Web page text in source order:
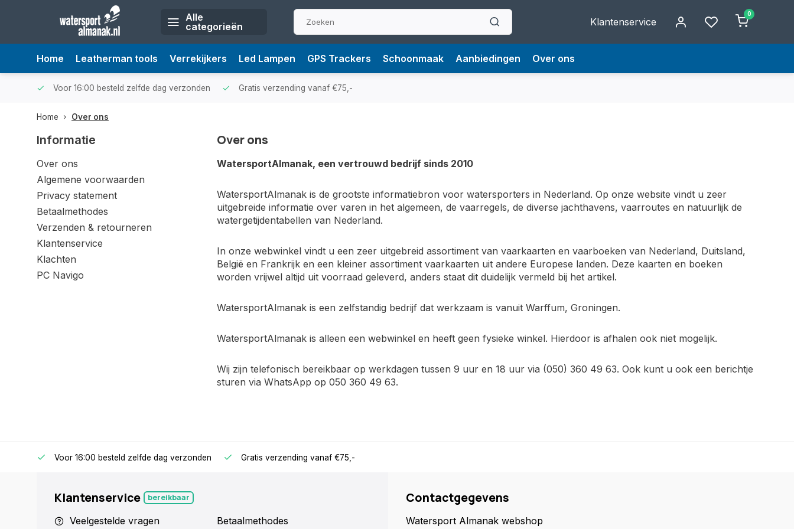
Alle
categorieën
Klantenservice
0
Home Leatherman tools Verrekijkers Led Lampen GPS Trackers Schoonmaak Aanbiedingen Over ons
Voor 16:00 besteld zelfde dag verzonden Gratis verzending vanaf €75,-
Home Over ons
Informatie
Over ons
Algemene voorwaarden
Privacy statement
Betaalmethodes
Verzenden & retourneren
Klantenservice
Klachten
PC Navigo
Over ons
WatersportAlmanak, een vertrouwd bedrijf sinds 2010
WatersportAlmanak is de grootste informatiebron voor watersporters in Nederland. Op onze website vindt u zeer
uitgebreide informatie over varen in het algemeen, de vaarregels, de diverse jachthavens, vaarroutes en natuurlijk de
watergetijdentabellen van Nederland.
In onze webwinkel vindt u een zeer uitgebreid assortiment van vaarkaarten en vaarboeken van Nederland, Duitsland,
België en Frankrijk en een kleiner assortiment vaarkaarten uit andere Europese landen. Deze kaarten en boeken
worden vrijwel altijd uit voorraad geleverd, anders staat dit duidelijk vermeld bij het artikel.
WatersportAlmanak is een zelfstandig bedrijf dat werkzaam is vanuit Warffum, Groningen.
WatersportAlmanak is alleen een webwinkel en heeft geen fysieke winkel. Hierdoor is afhalen ook niet mogelijk.
Wij zijn telefonisch bereikbaar op werkdagen tussen 9 uur en 18 uur via (050) 360 49 63. Ook kunt u ook een berichtje
sturen via WhatsApp op 050 360 49 63.
Voor 16:00 besteld zelfde dag verzonden Gratis verzending vanaf €75,-
Klantenservice bereikbaar
Veelgestelde vragen Betaalmethodes
Contactgegevens
Watersport Almanak webshop